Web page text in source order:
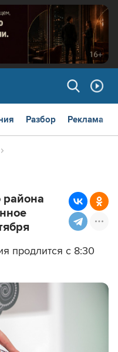
Разбор Реклама
продлится с 8:30